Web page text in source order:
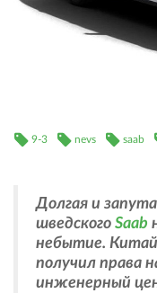
9-3 nevs saab
Долгая и
шведского Saab
небытие.
получил права
инженерный